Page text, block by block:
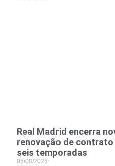
Real Madrid encerra
renovação de
seis temporadas
06/08/2026